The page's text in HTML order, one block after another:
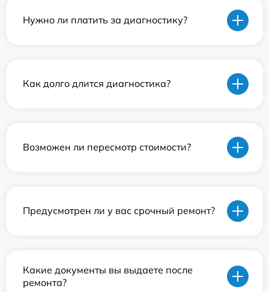
Нужно ли платить за диагностику?
Как долго длится диагностика?
Возможен ли пересмотр стоимости?
Предусмотрен ли у вас срочный ремонт?
Какие документы вы выдаете после
ремонта?